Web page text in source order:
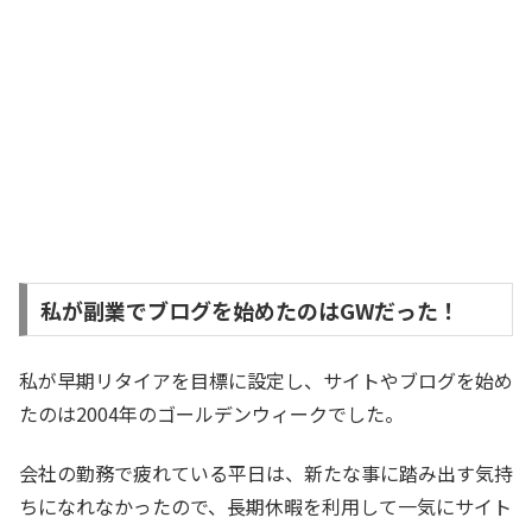
私が副業でブログを始めたのはGWだった！
私が早期リタイアを目標に設定し、サイトやブログを始め
たのは2004年のゴールデンウィークでした。
会社の勤務で疲れている平日は、新たな事に踏み出す気持
ちになれなかったので、長期休暇を利用して一気にサイト